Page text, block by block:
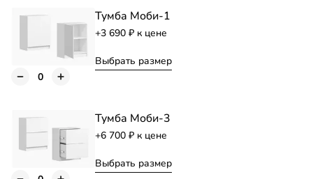
Тумба Моби-1
+3 690 к цене
Выбрать размер
Тумба Моби-3
+6 700 к цене
Выбрать размер